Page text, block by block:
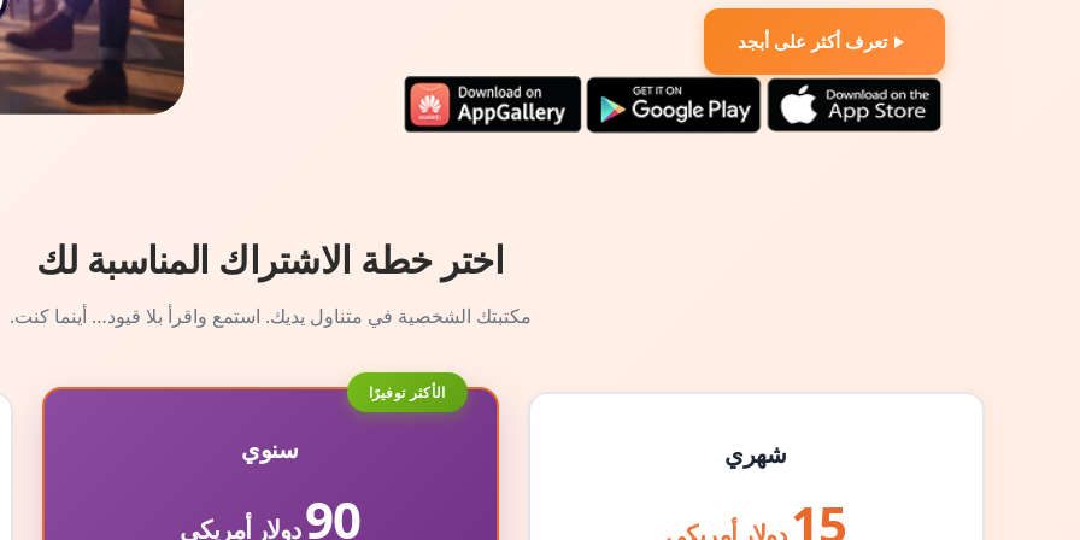
تعرف أكثر على أبجد
اختر خطة الاشتراك المناسبة لك
مكتبتك الشخصية في متناول يديك. استمع واقرأ بلا قيود… أينما كنت.
شهري
15
الأكثر توفيرًا
سنوي
90دولار أمريكي